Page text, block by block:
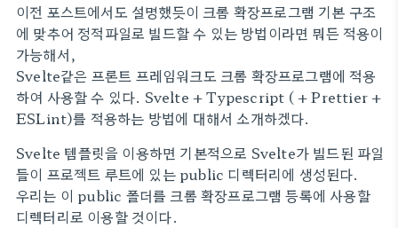
이전 포스트에서도 설명했듯이 크롬 확장프로그램 기본 구조
에 맞추어 정적파일로 빌드할 수 있는 방법이라면 뭐든 적용이
가능해서,
Svelte같은 프론트 프레임워크도 크롬 확장프로그램에 적용
하여 사용할 수 있다. Svelte + Typescript ( + Prettier +
ESLint)를 적용하는 방법에 대해서 소개하겠다.
Svelte 템플릿을 이용하면 기본적으로 Svelte가 빌드된 파일
들이 프로젝트 루트에 있는 public 디렉터리에 생성된다.
우리는 이 public 폴더를 크롬 확장프로그램 등록에 사용할
디렉터리로 이용할 것이다.